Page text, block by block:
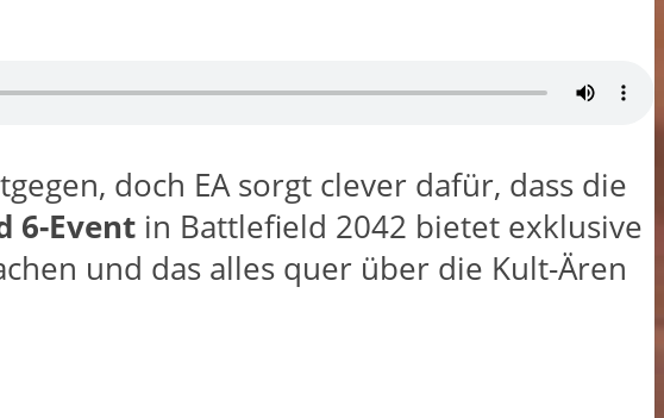
doch EA sorgt clever dafür, dass die
6-Event in Battlefield 2042 bietet exklusive
und das alles quer über die Kult-Ären